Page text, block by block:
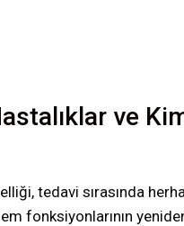
ve
tedavi sırasında
fonksiyonlarının